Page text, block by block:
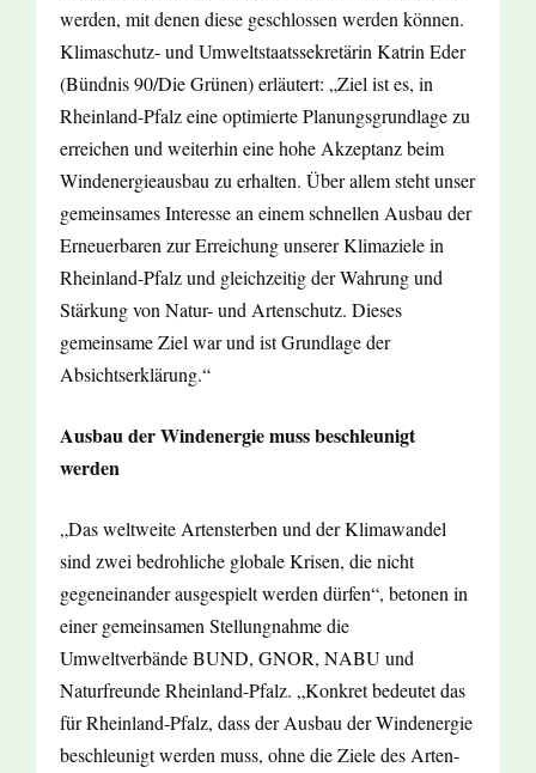
werden, mit denen diese geschlossen werden können.
Klimaschutz- und Umweltstaatssekretärin Katrin Eder
(Bündnis 90/Die Grünen) erläutert: „Ziel ist es, in
Rheinland-Pfalz eine optimierte Planungsgrundlage zu
erreichen und weiterhin eine hohe Akzeptanz beim
Windenergieausbau zu erhalten. Über allem steht unser
gemeinsames Interesse an einem schnellen Ausbau der
Erneuerbaren zur Erreichung unserer Klimaziele in
Rheinland-Pfalz und gleichzeitig der Wahrung und
Stärkung von Natur- und Artenschutz. Dieses
gemeinsame Ziel war und ist Grundlage der
Absichtserklärung.“
Ausbau der Windenergie muss beschleunigt
werden
„Das weltweite Artensterben und der Klimawandel
sind zwei bedrohliche globale Krisen, die nicht
gegeneinander ausgespielt werden dürfen“, betonen in
einer gemeinsamen Stellungnahme die
Umweltverbände BUND, GNOR, NABU und
Naturfreunde Rheinland-Pfalz. „Konkret bedeutet das
für Rheinland-Pfalz, dass der Ausbau der Windenergie
beschleunigt werden muss, ohne die Ziele des Arten-